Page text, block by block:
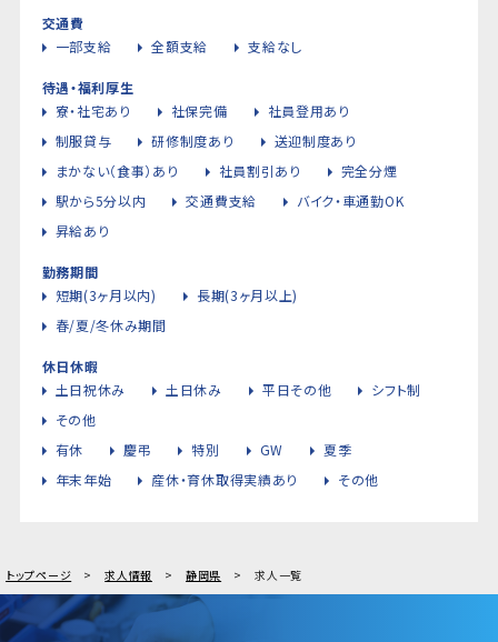
交通費
一部支給
全額支給 支給なし
待遇・福利厚生
寮・社宅あり
社保完備
社員登用あり
制服貸与
研修制度あり
送迎制度あり
まかない（食事）あり
社員割引あり
完全分煙
駅から5分以内
交通費支給
バイク・車通勤OK
昇給あり
勤務期間
短期(3ヶ月以内)
長期(3ヶ月以上)
春/夏/冬休み期間
休日休暇
土日祝休み
土日休み 平日その他
シフト制
その他
有休
慶弔 特別 GW
夏季
年末年始
産休・育休取得実績あり その他
トップページ 求人情報 静岡県 求人一覧